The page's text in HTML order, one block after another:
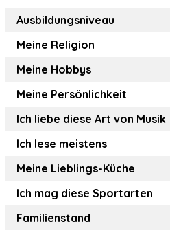
Ausbildungsniveau
Meine Religion
Meine Hobbys
Meine Persönlichkeit
Ich liebe diese Art von Musik
Ich lese meistens
Meine Lieblings-Küche
Ich mag diese Sportarten
Familienstand